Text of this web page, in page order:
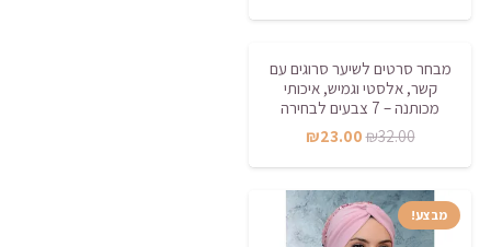
המקורי
₪34.67.
הנוכחי
₪27.36.
מבצע!
מבחר סרטים לשיער סרוגים עם
קשר, אלסטי וגמיש, איכותי
מכותנה – 7 צבעים לבחירה
₪32.00
המחיר
המקורי
היה:
₪32.00.
₪23.00
הנוכחי
הוא:
₪23.00.
מבצע!